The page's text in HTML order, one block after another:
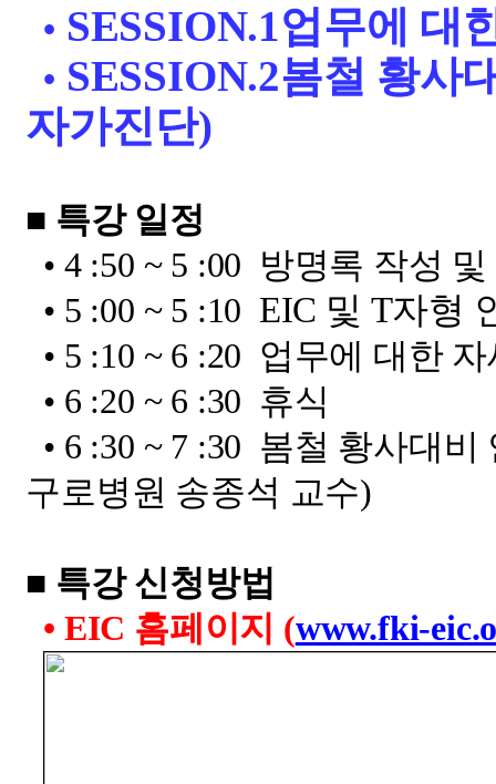
• SESSION.1업무에 대
• SESSION.2봄철 황사
자가진단)
■ 특강 일정
• 4 :50 ~ 5 :00 방명록 작성
• 5 :00 ~ 5 :10 EIC 및 T자형
• 5 :10 ~ 6 :20 업무에 대한 자
• 6 :20 ~ 6 :30 휴식
• 6 :30 ~ 7 :30 봄철 황사대비
구로병원 송종석 교수)
■ 특강 신청방법
• EIC 홈페이지 (www.fki-